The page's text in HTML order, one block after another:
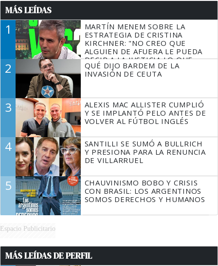
MÁS LEÍDAS
1
MARTÍN MENEM SOBRE LA
ESTRATEGIA DE CRISTINA
KIRCHNER: "NO CREO QUE
ALGUIEN DE AFUERA LE PUEDA
DECIR A LA JUSTICIA LO QUE
TIENE QUE HACER"
2
QUÉ DIJO BARDEM DE LA
INVASIÓN DE CEUTA
3
ALEXIS MAC ALLISTER CUMPLIÓ
Y SE IMPLANTÓ PELO ANTES DE
VOLVER AL FÚTBOL INGLÉS
4
SANTILLI SE SUMÓ A BULLRICH
Y PRESIONA PARA LA RENUNCIA
DE VILLARRUEL
5
CHAUVINISMO BOBO Y CRISIS
CON BRASIL: LOS ARGENTINOS
SOMOS DERECHOS Y HUMANOS
Espacio Publicitario
MÁS LEÍDAS DE PERFIL